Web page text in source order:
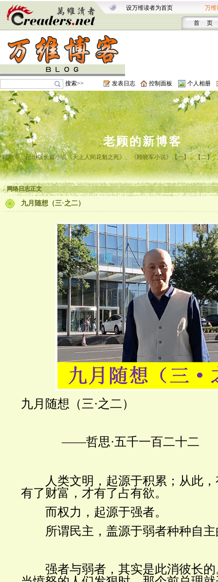
设万维读者为首页 万维
首 页
搜索>> 发表日志 控制面板 个人相册
老顾的新博客
顾晓军，已出版长篇小说《天上人间花魁之死》、《顾晓军小说》【一】、【二】
网络日志正文
九月随想（三·之二）
九月随想（三·之二）
——哲思·五千一百二十二
人类文明，起源于积累；从此，
有了财富，才有了占有欲。
而权力，起源于强者。
所谓民主， 盖源于弱者种种自
强者与弱者，其实是此消彼长的